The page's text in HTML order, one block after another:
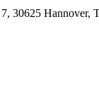
30625